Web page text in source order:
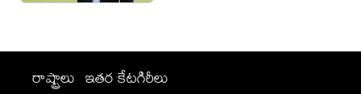
రాష్ట్రాలు ఇతర కేటగిరీలు